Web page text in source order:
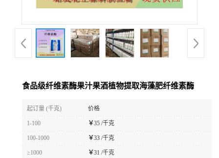
食品级纤维素酶果汁果酒植物提取海藻肥纤维素酶
起订量 (千克) 价格
1-100 ￥35 /千克
100-1000 ￥33 /千克
≥1000 ￥31 /千克